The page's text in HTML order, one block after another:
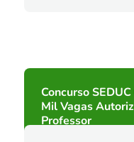
Concurso
Mil Vagas
Professor